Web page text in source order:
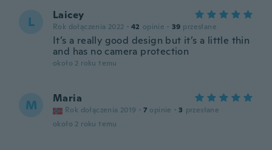
L Laicey
Rok dołączenia 2022 · 42 opinie · 39 przesłane
It’s a really good design but it’s a little thin
and has no camera protection
około 2 roku temu
M Maria
Rok dołączenia 2019 · 7 opinie · 3 przesłane
około 2 roku temu